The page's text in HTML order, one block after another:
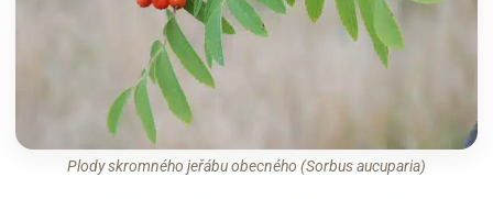
Plody skromného jeřábu obecného (Sorbus aucuparia)